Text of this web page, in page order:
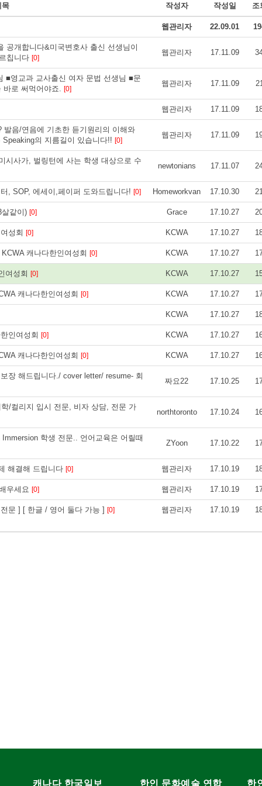
목 작성자 작성일 조
웹관리자 22.09.01
공개합니다&미국변호사 출신 선생님이
칩니다 [0]
웹관리자 17.11.09
■영교과 교사출신 여자 문법 선생님 ■문
바로 써먹어야죠. [0]
웹관리자 17.11.09
웹관리자 17.11.09
음/연음에 기초한 듣기원리의 이해와
의 지름길이 있습니다!! [0]
웹관리자 17.11.09
시사가, 벌링턴에 사는 학생 대상으로 수
newtonians 17.11.07
, SOP, 에세이,페이퍼 도와드립니다! [0] Homeworkvan 17.10.30
같이) [0] Grace 17.10.27
성회 [0] KCWA 17.10.27
캐나다한인여성회 [0] KCWA 17.10.27
여성회 [0] KCWA 17.10.27
캐나다한인여성회 [0] KCWA 17.10.27
KCWA 17.10.27
인여성회 [0] KCWA 17.10.27
캐나다한인여성회 [0] KCWA 17.10.27
장 해드립니다./ cover letter/ resume- 회
짜요22 17.10.25
/컬리지 입시 전문, 비자 상담, 전문 가
northtoronto 17.10.24
학생 전문.. 언어교육은 어릴때
ZYoon 17.10.22
해결해 드립니다 [0] 웹관리자 17.10.19
우세요 [0] 웹관리자 17.10.19
문 ] [ 한글 / 영어 둘다 가능 ] [0] 웹관리자 17.10.19
캐나다 한국일보 한인 문화예술 연합 한